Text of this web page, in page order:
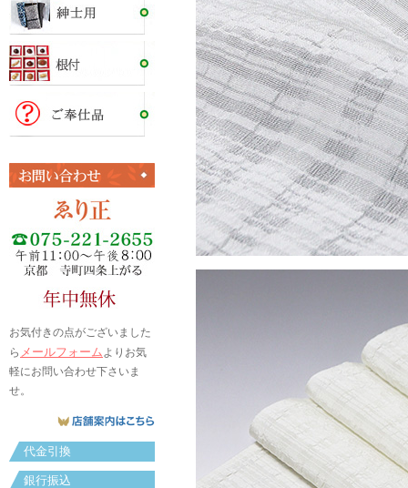
お気付きの点がございました
ら メールフォームよりお気
軽にお問い合わせ下さいま
せ。
代金引換
銀行振込